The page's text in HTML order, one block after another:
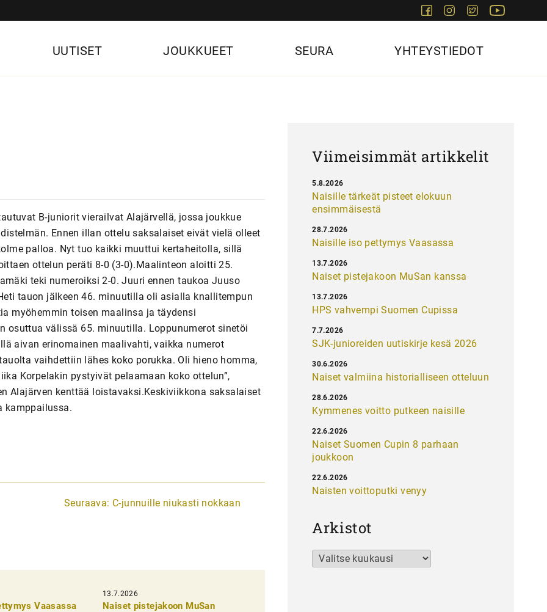
FacebookInstagram
Twitter
UUTISET JOUKKUEET SEURA YHTEYSTIEDOT
B-juniorit vierailvat Alajärvellä, jossa joukkue
Ennen illan ottelu saksalaiset eivät vielä olleet
palloa. Nyt tuo kaikki muuttui kertaheitolla, sillä
ottelun peräti 8-0 (3-0).Maalinteon aloitti 25.
teki numeroiksi 2-0. Juuri ennen taukoa Juuso
tauon jälkeen 46. minuutilla oli asialla knallitempun
myöhemmin toisen maalinsa ja täydensi
osuttua välissä 65. minuutilla. Loppunumerot sinetöi
aivan erinomainen maalivahti, vaikka numerot
vaihdettiin lähes koko porukka. Oli hieno homma,
Korpelakin pystyivät pelaamaan koko ottelun”,
Alajärven kenttää loistavaksi.Keskiviikkona saksalaiset
kamppailussa.
Seuraava: C-junnuille niukasti nokkaan
Vaasassa
13.7.2026
Naiset pistejakoon MuSan
Viimeisimmät artikkelit
Naisille tärkeät pisteet elokuun
ensimmäisestä
5.8.2026
Naisille iso pettymys Vaasassa
28.7.2026
Naiset pistejakoon MuSan kanssa
13.7.2026
HPS vahvempi Suomen Cupissa
13.7.2026
SJK-junioreiden uutiskirje kesä 2026
7.7.2026
Naiset valmiina historialliseen otteluun
30.6.2026
Kymmenes voitto putkeen naisille
28.6.2026
Naiset Suomen Cupin 8 parhaan
joukkoon
22.6.2026
Naisten voittoputki venyy
22.6.2026
Arkistot
Arkistot